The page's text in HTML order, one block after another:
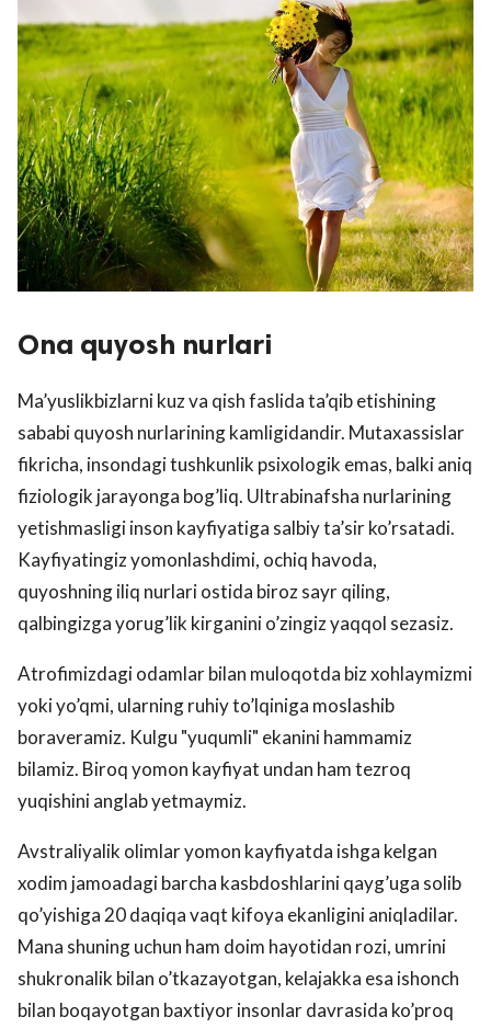
Ona quyosh nurlari
Ma’yuslikbizlarni kuz va qish faslida ta’qib etishining
sababi quyosh nurlarining kamligidandir. Mutaxassislar
fikricha, insondagi tushkunlik psixologik emas, balki aniq
fiziologik jarayonga bog’liq. Ultrabinafsha nurlarining
yetishmasligi inson kayfiyatiga salbiy ta’sir ko’rsatadi.
Kayfiyatingiz yomonlashdimi, ochiq havoda,
quyoshning iliq nurlari ostida biroz sayr qiling,
qalbingizga yorug’lik kirganini o’zingiz yaqqol sezasiz.
Atrofimizdagi odamlar bilan muloqotda biz xohlaymizmi
yoki yo’qmi, ularning ruhiy to’lqiniga moslashib
boraveramiz. Kulgu "yuqumli" ekanini hammamiz
bilamiz. Biroq yomon kayfiyat undan ham tezroq
yuqishini anglab yetmaymiz.
Avstraliyalik olimlar yomon kayfiyatda ishga kelgan
xodim jamoadagi barcha kasbdoshlarini qayg’uga solib
qo’yishiga 20 daqiqa vaqt kifoya ekanligini aniqladilar.
Mana shuning uchun ham doim hayotidan rozi, umrini
shukronalik bilan o’tkazayotgan, kelajakka esa ishonch
bilan boqayotgan baxtiyor insonlar davrasida ko’proq